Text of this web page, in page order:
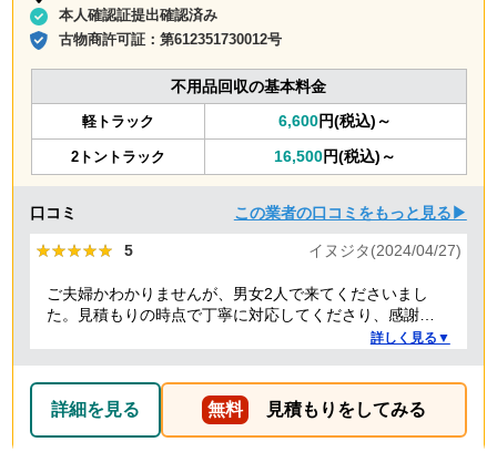
本人確認証提出確認済み
古物商許可証：第612351730012号
不用品回収の基本料金
軽トラック 6,600円(税込)～
2トントラック 16,500円(税込)～
口コミ この業者の口コミをもっと見る▶
★★★★★
★★★★★ 5 イヌジタ(2024/04/27)
ご夫婦かわかりませんが、男女2人で来てくださいまし
た。見積もりの時点で丁寧に対応してくださり、感謝し
詳しく見る▼
詳細を見る 無料 見積もりをしてみる